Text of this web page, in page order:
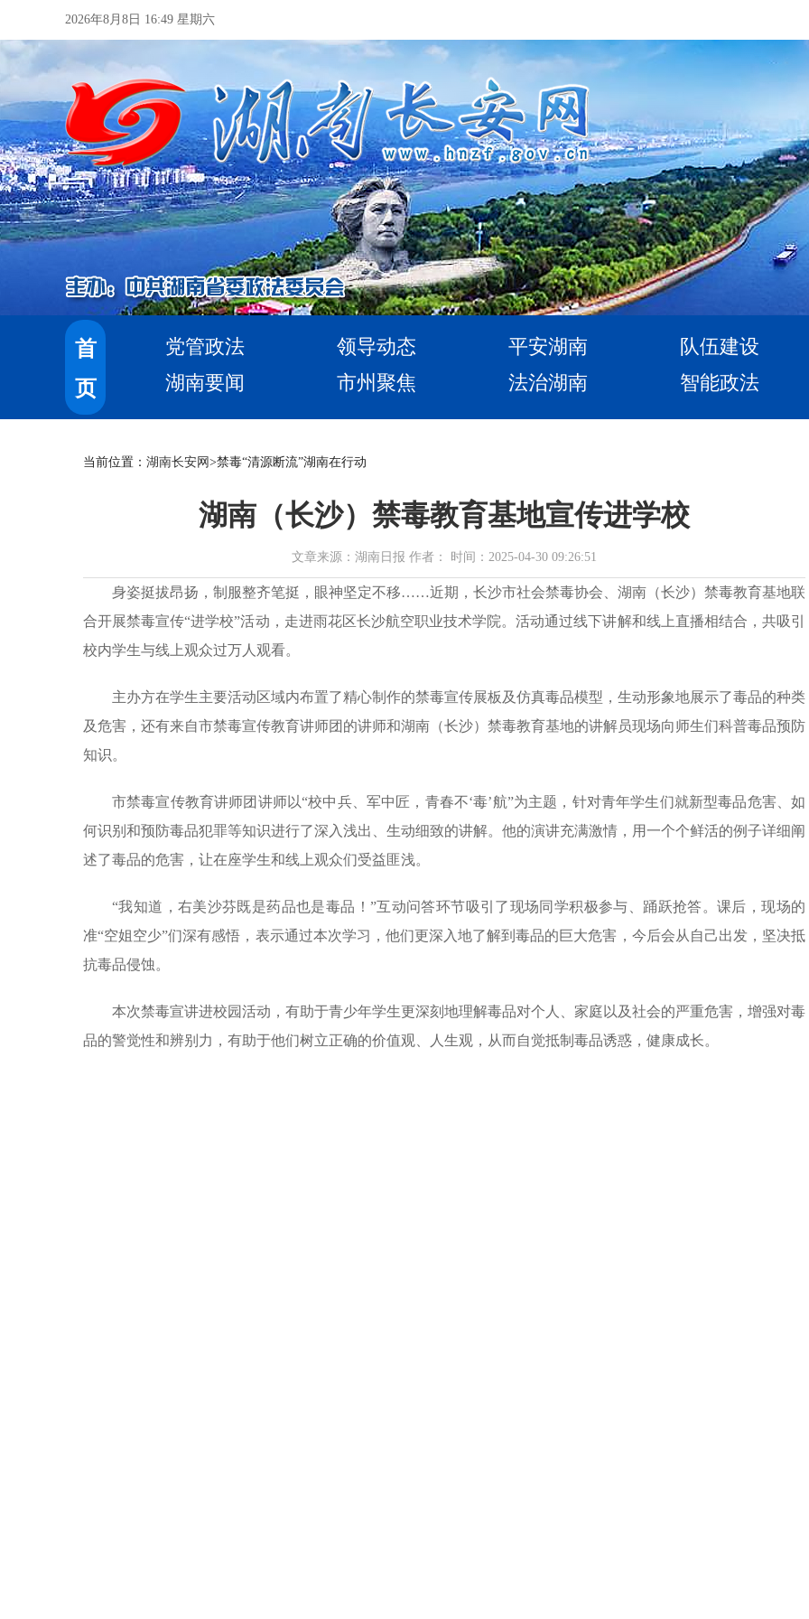
2026年8月8日 16:49 星期六
首
页
党管政法 领导动态 平安湖南
队伍建设
湖南要闻
市州聚焦 法治湖南 智能政法
当前位置： 湖南长安网 >禁毒“清源断流”湖南在行动
湖南（长沙）禁毒教育基地宣传进学校
文章来源：湖南日报 作者： 时间：2025-04-30 09:26:51
身姿挺拔昂扬，制服整齐笔挺，眼神坚定不移……近期，长沙市社会禁毒协会、湖南（长沙）禁毒教育基地联
合开展禁毒宣传“进学校”活动，走进雨花区长沙航空职业技术学院。活动通过线下讲解和线上直播相结合，共吸引
校内学生与线上观众过万人观看。
主办方在学生主要活动区域内布置了精心制作的禁毒宣传展板及仿真毒品模型，生动形象地展示了毒品的种类
及危害，还有来自市禁毒宣传教育讲师团的讲师和湖南（长沙）禁毒教育基地的讲解员现场向师生们科普毒品预防
知识。
市禁毒宣传教育讲师团讲师以“校中兵、军中匠，青春不‘毒’航”为主题，针对青年学生们就新型毒品危害、如
何识别和预防毒品犯罪等知识进行了深入浅出、生动细致的讲解。他的演讲充满激情，用一个个鲜活的例子详细阐
述了毒品的危害，让在座学生和线上观众们受益匪浅。
“我知道，右美沙芬既是药品也是毒品！”互动问答环节吸引了现场同学积极参与、踊跃抢答。课后，现场的
准“空姐空少”们深有感悟，表示通过本次学习，他们更深入地了解到毒品的巨大危害，今后会从自己出发，坚决抵
抗毒品侵蚀。
本次禁毒宣讲进校园活动，有助于青少年学生更深刻地理解毒品对个人、家庭以及社会的严重危害，增强对毒
品的警觉性和辨别力，有助于他们树立正确的价值观、人生观，从而自觉抵制毒品诱惑，健康成长。